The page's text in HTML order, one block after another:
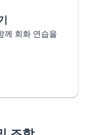
께 회화 연습을